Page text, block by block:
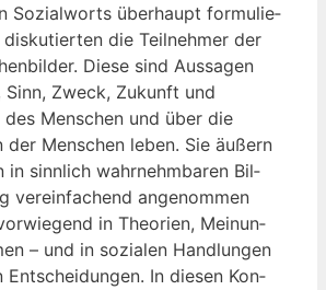
Sozi­al­worts über­haupt for­mu­lie­
dis­ku­tier­ten die Teil­neh­mer der
Die­se sind Aus­sa­gen
Sinn, Zweck, Zukunft und
Men­schen und über die
der Men­schen leben. Sie äußern
in sinn­lich wahr­nehm­ba­ren Bil­
ver­ein­fa­chend ange­nom­men
in Theo­rien, Mei­nun­
– und in sozia­len Hand­lun­gen
Ent­schei­dun­gen. In die­sen Kon­